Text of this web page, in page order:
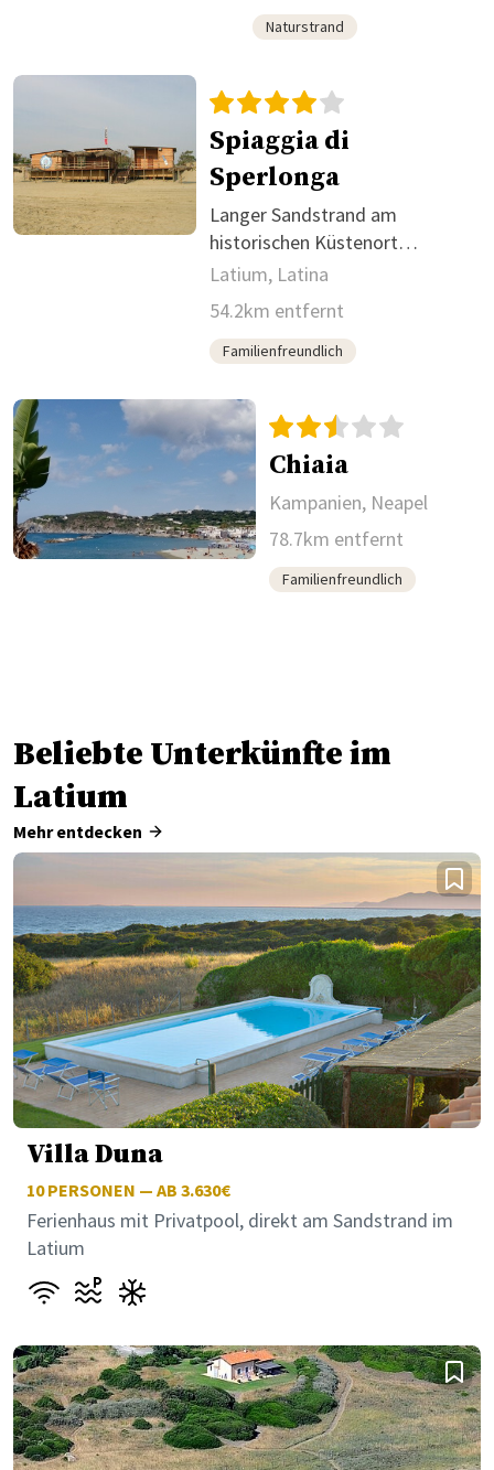
Naturstrand
Spiaggia di
Sperlonga
Langer Sandstrand am
historischen Küstenort
Sperlonga
Latium, Latina
54.2km entfernt
Familienfreundlich
Chiaia
Kampanien, Neapel
78.7km entfernt
Familienfreundlich
Beliebte Unterkünfte im
Latium
Mehr entdecken
Villa Duna
10PERSONEN — AB 3.630€
Ferienhaus mit Privatpool, direkt am Sandstrand im
Latium